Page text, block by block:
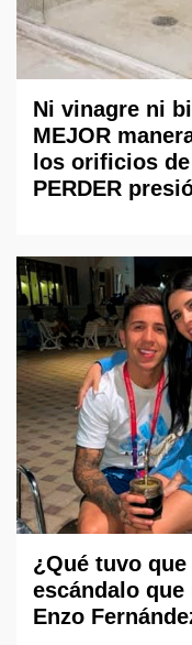
Ni vinagre ni
MEJOR
los orificios
PERDER
¿Qué tuvo que
escándalo
Enzo